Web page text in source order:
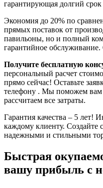
гарантирующая долгий
Экономия до 20% по
прямых поставок от
павильоны, но и полный
гарантийное
Получите бесплатную
персональный расчет
прямо сейчас! Оставьте
телефону . Мы поможем вам
рассчитаем все затраты.
Гарантия качества – 5 лет!
каждому клиенту.
надежными и стильными
Быстрая
вашу прибыль с